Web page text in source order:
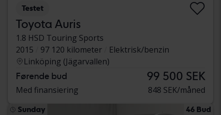
Testet
Toyota Auris
1.8 HSD Touring Sports
2015
97 120 kilometer
Elektrisk/benzin
Linköping (Jägarvallen)
Førende bud 99 500 SEK
Med finansiering 848 SEK/måned
Sunday 46 Bud